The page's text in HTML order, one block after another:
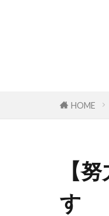
HOME
【
す